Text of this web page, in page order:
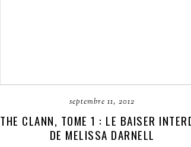
septembre 11, 2012
THE CLANN, TOME 1 : LE BAISER
DE MELISSA DARNELL